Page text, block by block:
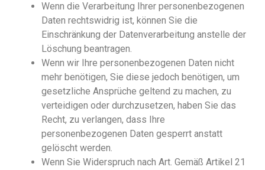
Wenn die Verarbeitung Ihrer personenbezogenen
Daten rechtswidrig ist, können Sie die
Einschränkung der Datenverarbeitung anstelle der
Löschung beantragen.
Wenn wir Ihre personenbezogenen Daten nicht
mehr benötigen, Sie diese jedoch benötigen, um
gesetzliche Ansprüche geltend zu machen, zu
verteidigen oder durchzusetzen, haben Sie das
Recht, zu verlangen, dass Ihre
personenbezogenen Daten gesperrt anstatt
gelöscht werden.
Wenn Sie Widerspruch nach Art. Gemäß Artikel 21